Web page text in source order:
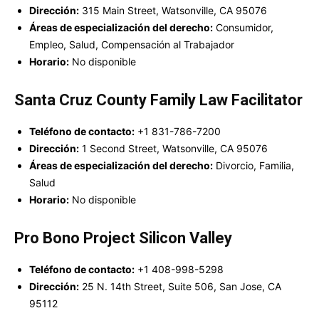
Dirección: 315 Main Street, Watsonville, CA 95076
Áreas de especialización del derecho: Consumidor,
Empleo, Salud, Compensación al Trabajador
Horario: No disponible
Santa Cruz County Family Law Facilitator
Teléfono de contacto: +1 831-786-7200
Dirección: 1 Second Street, Watsonville, CA 95076
Áreas de especialización del derecho: Divorcio, Familia,
Salud
Horario: No disponible
Pro Bono Project Silicon Valley
Teléfono de contacto: +1 408-998-5298
Dirección: 25 N. 14th Street, Suite 506, San Jose, CA
95112